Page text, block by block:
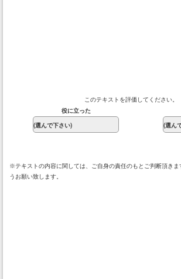
このテキストを評価してください。
役に立った
※テキストの内容に関しては、ご自身の責任のもとご判断頂きま
うお願い致します。